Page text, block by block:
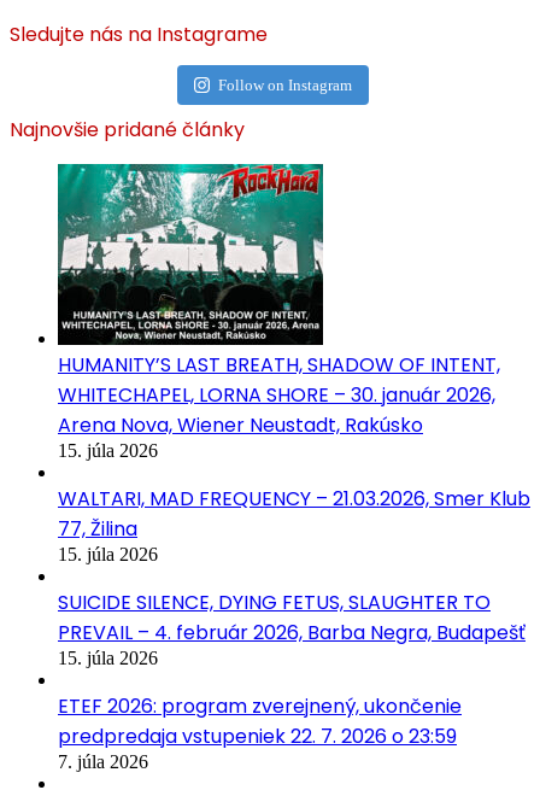
Sledujte nás na Instagrame
Follow on Instagram
Najnovšie pridané články
HUMANITY’S LAST BREATH, SHADOW OF INTENT,
WHITECHAPEL, LORNA SHORE – 30. január 2026,
Arena Nova, Wiener Neustadt, Rakúsko
15. júla 2026
WALTARI, MAD FREQUENCY – 21.03.2026, Smer Klub
77, Žilina
15. júla 2026
SUICIDE SILENCE, DYING FETUS, SLAUGHTER TO
PREVAIL – 4. február 2026, Barba Negra, Budapešť
15. júla 2026
ETEF 2026: program zverejnený, ukončenie
predpredaja vstupeniek 22. 7. 2026 o 23:59
7. júla 2026